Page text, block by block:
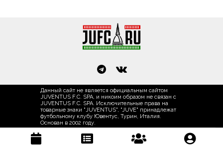
Данный сайт не является официальным сайтом
JUVENTUS F.C. SPA, и никоим образом не связан с
JUVENTUS F.C. SPA. Исключительные права на
товарные знаки "JUVENTUS", "JUVE" принадлежат
футбольному клубу Ювентус, Турин, Италия.
Основан в 2002 году.